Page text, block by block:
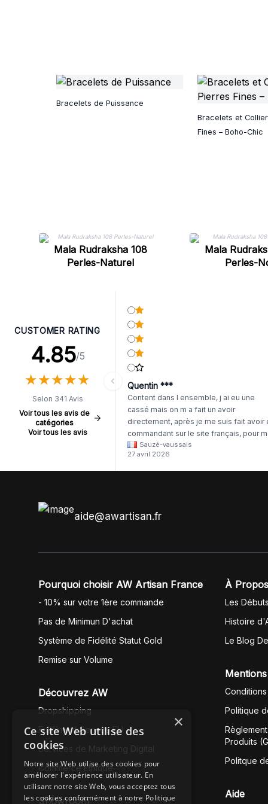
Bracelets de Puissance
Bracelets et
Fines – Boho-Chic
Mala Rudraksha 108
Perles-Naturel
Mala
Perles-
CUSTOMER RATING
4.85/5
★★★★★
★★★★★
Selon 341 Avis
Voir tous les avis de
catégories
Voir tous les avis
Quentin ***
Content dans l ensemble, j ai eu une
cassé mais on m a fait un avoir
directement, après je me suis fait avoir
commandant sur le site français, pour
il était évident que les produits était de la
même langue mais raté tout est en
anglais.
Sauzé-vaussais
27 avril 2026
aide@awartisan.fr
Pourquoi choisir AW Artisan France
- 10% sur votre 1ère commande
Pas de Minimun D'achat
Système de Fidélité Statut Gold
Remise sur Volume
Découvrez AW
Dropshipping
Fullfilment Service EU
Services de Marketing Digital
Commerce Éthique
Showroom
À
Les
Histoire
Le Blog
Politique
Produits
Politque
Aide
×
Ce site Web utilise des
cookies
Notre site Web utilise des cookies pour
améliorer l'expérience utilisateur. En
utilisant notre site Web, vous acceptez tous
les cookies conformément à notre Politique